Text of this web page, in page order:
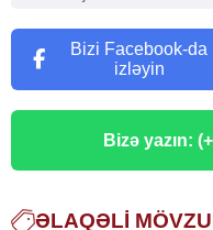
Bizi Facebook-da
izləyin
Bizə yazın:
ƏLAQƏLI